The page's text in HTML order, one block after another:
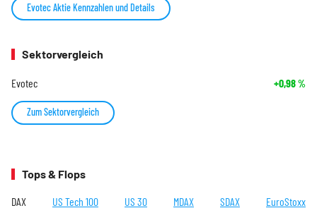
Evotec Aktie Kennzahlen und Details
Sektorvergleich
Evotec +0,98%
Zum Sektorvergleich
Tops & Flops
DAX US Tech 100 US 30 MDAX SDAX EuroStoxx